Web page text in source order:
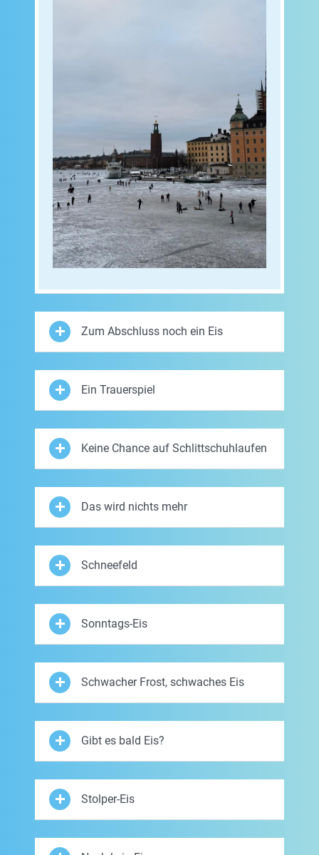
Zum Abschluss noch ein Eis
Ein Trauerspiel
Keine Chance auf Schlittschuhlaufen
Das wird nichts mehr
Schneefeld
Sonntags-Eis
Schwacher Frost, schwaches Eis
Gibt es bald Eis?
Stolper-Eis